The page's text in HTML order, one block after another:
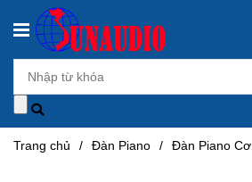
Trang chủ / Đàn Piano / Đàn Piano Cơ